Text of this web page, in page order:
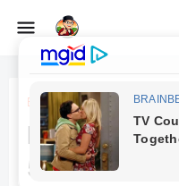
Beranda Gadget
Harga
5G Terbaru